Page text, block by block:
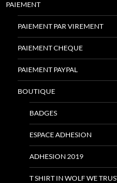
PAIEMENT
PAIEMENT PAR VIREMENT
PAIEMENT CHEQUE
PAIEMENT PAYPAL
BOUTIQUE
BADGES
ESPACE ADHESION
ADHESION 2019
T SHIRT IN WOLF WE